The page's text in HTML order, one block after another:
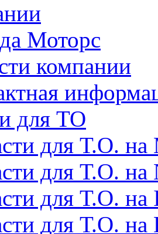
Моторс
компании
для ТО
для Т.О. на
для Т.О. на
для Т.О.
для Т.О. на